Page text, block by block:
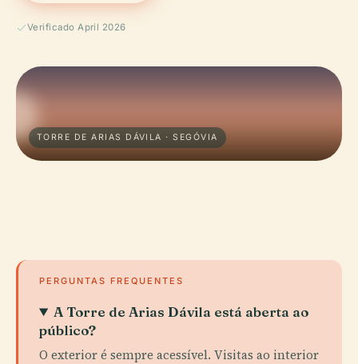
Verificado April 2026
TORRE DE ARIAS DÁVILA · SEGÓVIA
PERGUNTAS FREQUENTES
A Torre de Arias Dávila está aberta ao
público?
O exterior é sempre acessível. Visitas ao interior